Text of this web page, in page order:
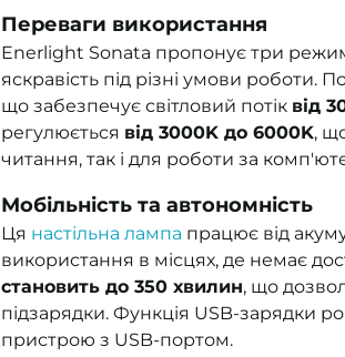
Переваги використання
Enerlight Sonata пропонує три
яскравість під різні умови роботи.
що забезпечує світловий потік від
регулюється від 3000K до 6000K,
читання, так і для роботи за
Мобільність та автономність
Ця настільна лампа працює від
використання в місцях, де немає
становить до 350 хвилин, що
підзарядки. Функція USB-зарядки
пристрою з USB-портом.